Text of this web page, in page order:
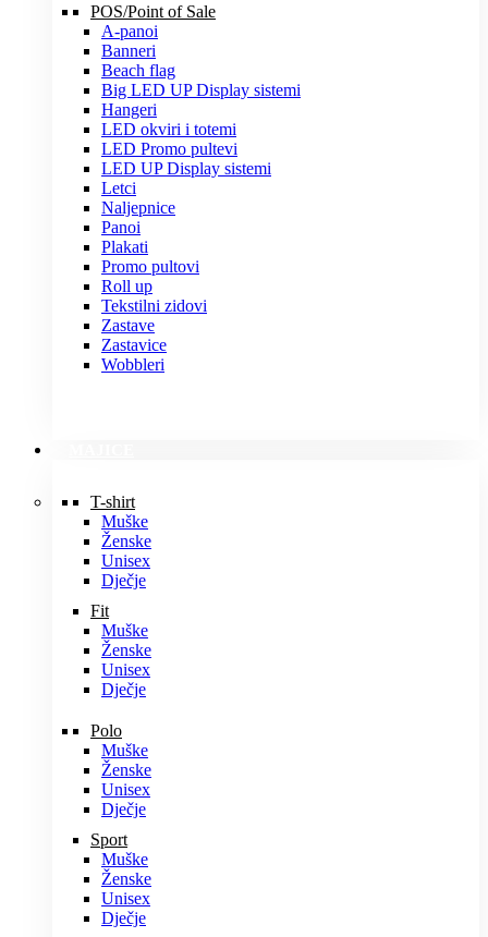
POS/Point of Sale
A-panoi
Banneri
Beach flag
Big LED UP Display sistemi
Hangeri
LED okviri i totemi
LED Promo pultevi
LED UP Display sistemi
Letci
Naljepnice
Panoi
Plakati
Promo pultovi
Roll up
Tekstilni zidovi
Zastave
Zastavice
Wobbleri
T-shirt
Muške
Ženske
Unisex
Dječje
Fit
Muške
Ženske
Unisex
Dječje
Polo
Muške
Ženske
Unisex
Dječje
Sport
Muške
Ženske
Unisex
Dječje